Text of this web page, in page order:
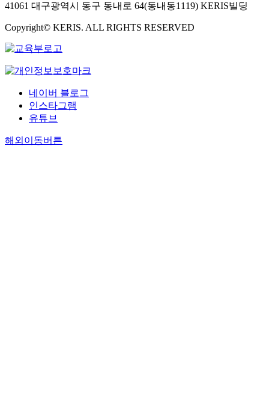
41061 대구광역시 동구 동내로 64(동내동1119) KERIS빌딩
Copyright© KERIS. ALL RIGHTS RESERVED
네이버 블로그
인스타그램
유튜브
해외이동버튼